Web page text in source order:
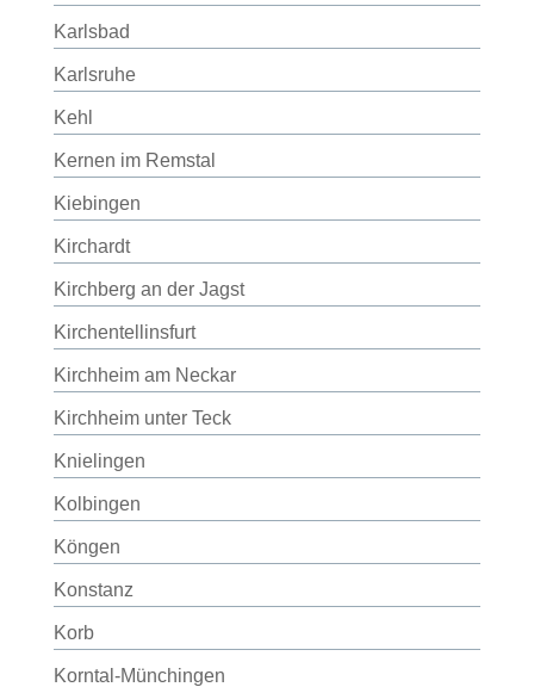
Karlsbad
Karlsruhe
Kehl
Kernen im Remstal
Kiebingen
Kirchardt
Kirchberg an der Jagst
Kirchentellinsfurt
Kirchheim am Neckar
Kirchheim unter Teck
Knielingen
Kolbingen
Köngen
Konstanz
Korb
Korntal-Münchingen